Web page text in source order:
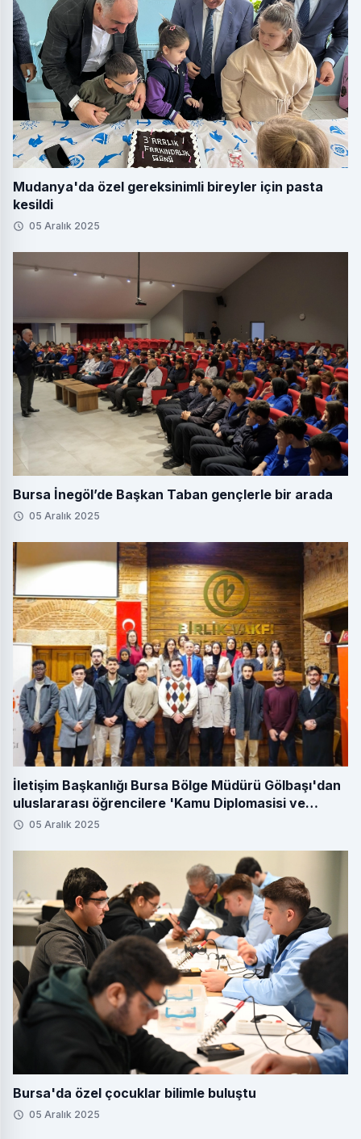
Mudanya'da özel gereksinimli bireyler için pasta
kesildi
05 Aralık 2025
Bursa İnegöl’de Başkan Taban gençlerle bir arada
05 Aralık 2025
İletişim Başkanlığı Bursa Bölge Müdürü Gölbaşı'dan
uluslararası öğrencilere 'Kamu Diplomasisi ve
Medya' dersi
05 Aralık 2025
Bursa'da özel çocuklar bilimle buluştu
05 Aralık 2025